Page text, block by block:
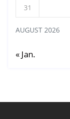
AUGUST 2026
31
« Jan.